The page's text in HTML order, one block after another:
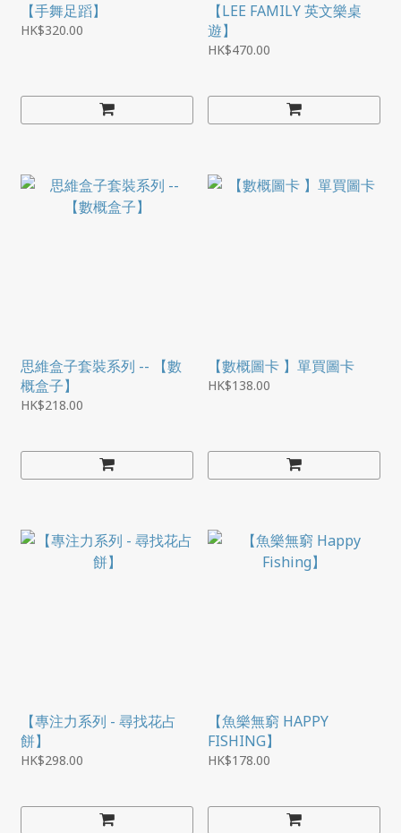
【手舞足蹈】
HK$320.00
【LEE FAMILY 英文樂桌
遊】
HK$470.00
思維盒子套裝系列 -- 【數
概盒子】
HK$218.00
【數概圖卡 】單買圖卡
HK$138.00
【專注力系列 - 尋找花占
餅】
HK$298.00
【魚樂無窮 HAPPY
FISHING】
HK$178.00